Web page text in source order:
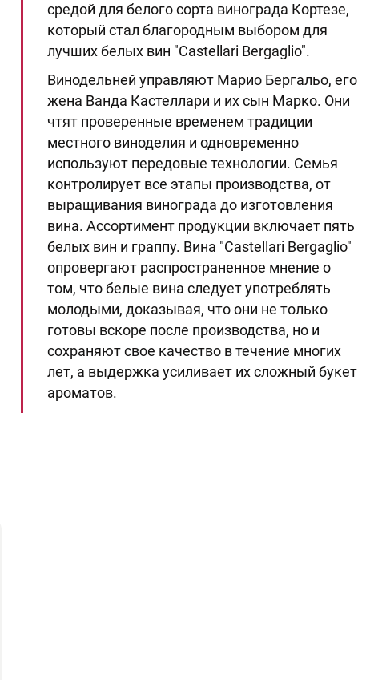
средой для белого сорта винограда Кортезе,
который стал благородным выбором для
лучших белых вин "Castellari Bergaglio".
Винодельней управляют Марио Бергальо, его
жена Ванда Кастеллари и их сын Марко. Они
чтят проверенные временем традиции
местного виноделия и одновременно
используют передовые технологии. Семья
контролирует все этапы производства, от
выращивания винограда до изготовления
вина. Ассортимент продукции включает пять
белых вин и граппу. Вина "Castellari Bergaglio"
опровергают распространенное мнение о
том, что белые вина следует употреблять
молодыми, доказывая, что они не только
готовы вскоре после производства, но и
сохраняют свое качество в течение многих
лет, а выдержка усиливает их сложный букет
ароматов.